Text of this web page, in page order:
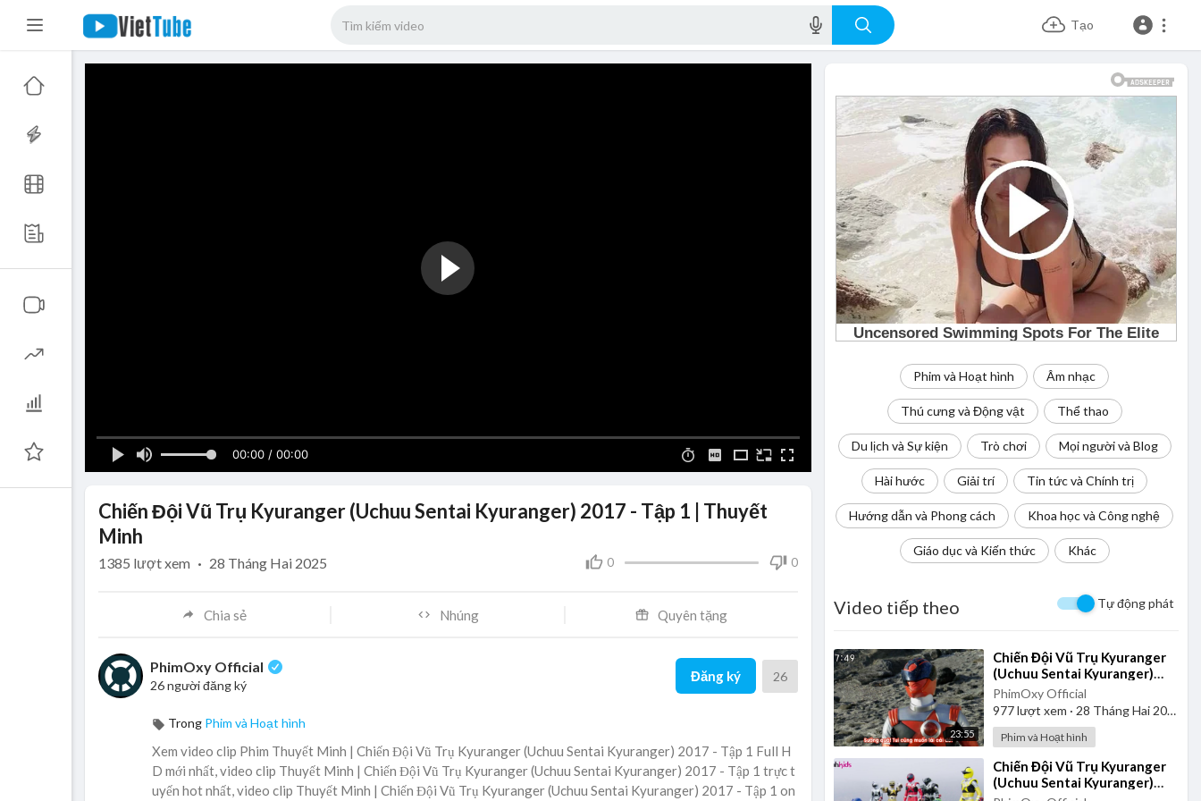
Tạo
00:00 / 00:00
Phim và Hoạt hình Âm nhạc
Thú cưng và Động vật Thể thao
Du lịch và Sự kiện Trò chơi Mọi người và Blog
Hài hước Giải trí Tin tức và Chính trị
Hướng dẫn và Phong cách Khoa học và Công nghệ
Giáo dục và Kiến thức Khác
Video tiếp theo Tự động phát
23:55
⁣Chiến Đội Vũ Trụ Kyuranger
(Uchuu Sentai Kyuranger)
2017 - Tập 1 | Vietsub
PhimOxy Official
977lượt xem · 28 Tháng Hai 2025
Phim và Hoạt hình
⁣Chiến Đội Vũ Trụ Kyuranger
(Uchuu Sentai Kyuranger)
Chiến Đội Vũ Trụ Kyuranger (Uchuu Sentai Kyuranger) 2017 - Tập 1 | Thuyết
Minh
0 0
1385 lượt xem · 28 Tháng Hai 2025
Chia sẻ Nhúng Quyên tặng
PhimOxy Official
26 người đăng ký
Đăng ký 26
Trong Phim và Hoạt hình
Xem video clip Phim Thuyết Minh | Chiến Đội Vũ Trụ Kyuranger (Uchuu Sentai Kyuranger) 2017 - Tập 1 Full H
D mới nhất, video clip Thuyết Minh | Chiến Đội Vũ Trụ Kyuranger (Uchuu Sentai Kyuranger) 2017 - Tập 1 trực t
uyến hot nhất, video clip Thuyết Minh | Chiến Đội Vũ Trụ Kyuranger (Uchuu Sentai Kyuranger) 2017 - Tập 1 on